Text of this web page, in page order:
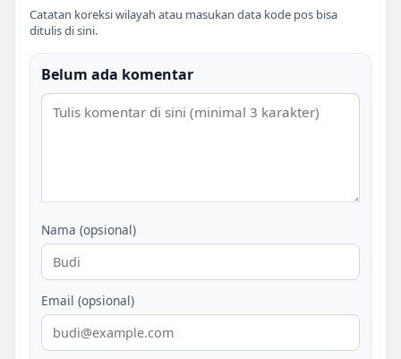
Catatan koreksi wilayah atau masukan data kode pos bisa
ditulis di sini.
Belum ada komentar
Nama (opsional)
Email (opsional)